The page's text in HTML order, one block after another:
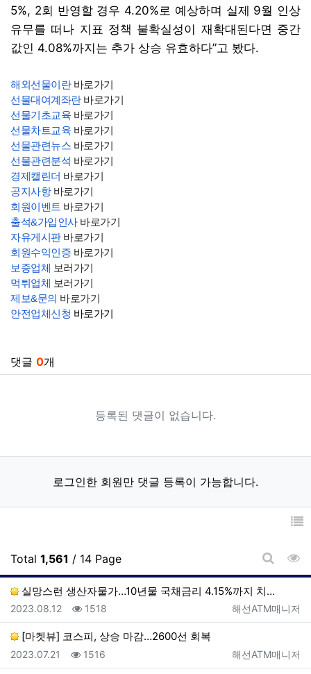
5%, 2회 반영할 경우 4.20%로 예상하며 실제 9월 인상
유무를 떠나 지표 정책 불확실성이 재확대된다면 중간
값인 4.08%까지는 추가 상승 유효하다”고 봤다.
해외선물이란바로가기
선물대여계좌란바로가기
선물기초교육 바로가기
선물차트교육 바로가기
선물관련뉴스 바로가기
선물관련분석 바로가기
경제캘린더 바로가기
공지사항바로가기
회원이벤트 바로가기
출석&가입인사바로가기
자유게시판바로가기
회원수익인증 바로가기
보증업체 보러가기
먹튀업체 보러가기
제보&문의 바로가기
안전업체신청 바로가기
댓글 0개
등록된 댓글이 없습니다.
로그인한 회원만 댓글 등록이 가능합니다.
Total 1,561 / 14 Page
게시판
실망스런 생산자물가…10년물 국채금리 4.15%까지 치…
등록자
해선ATM매니저
등록일
2023.08.12 조회
1518
[마켓뷰] 코스피, 상승 마감…2600선 회복
등록자
해선ATM매니저
등록일
2023.07.21 조회
1516